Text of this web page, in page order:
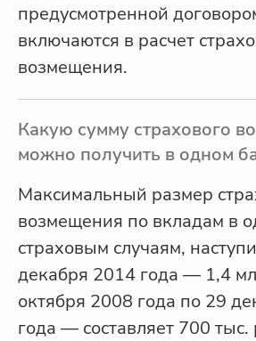
предусмотренной
включаются в расчет
возмещения.
Какую сумму страхового
можно получить в одном
Максимальный размер
возмещения по вкладам в
страховым случаям,
декабря 2014 года — 1,4
октября 2008 года по 29
года — составляет 700 тыс.